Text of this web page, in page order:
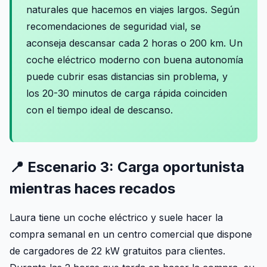
naturales que hacemos en viajes largos. Según
recomendaciones de seguridad vial, se
aconseja descansar cada 2 horas o 200 km. Un
coche eléctrico moderno con buena autonomía
puede cubrir esas distancias sin problema, y
los 20-30 minutos de carga rápida coinciden
con el tiempo ideal de descanso.
📍 Escenario 3: Carga oportunista
mientras haces recados
Laura tiene un coche eléctrico y suele hacer la
compra semanal en un centro comercial que dispone
de cargadores de 22 kW gratuitos para clientes.